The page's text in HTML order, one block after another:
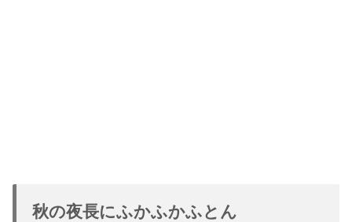
秋の夜長にふかふかふとん